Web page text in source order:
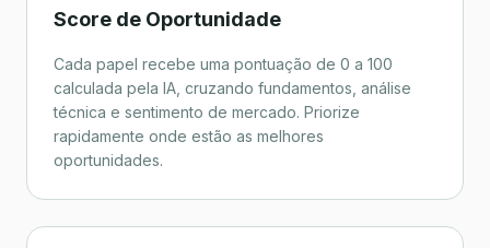
Score de Oportunidade
Cada papel recebe uma pontuação de 0 a 100
calculada pela IA, cruzando fundamentos, análise
técnica e sentimento de mercado. Priorize
rapidamente onde estão as melhores
oportunidades.